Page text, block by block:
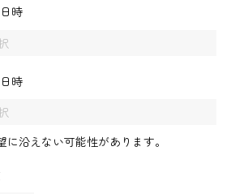
時
時
沿えない可能性があります。